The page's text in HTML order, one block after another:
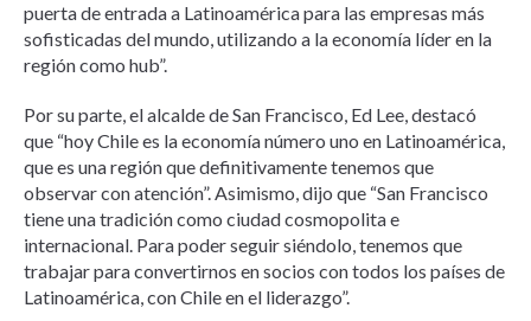
puerta de entrada a Latinoamérica para las empresas más
sofisticadas del mundo, utilizando a la economía líder en la
región como hub”.
Por su parte, el alcalde de San Francisco, Ed Lee, destacó
que “hoy Chile es la economía número uno en Latinoamérica,
que es una región que definitivamente tenemos que
observar con atención”. Asimismo, dijo que “San Francisco
tiene una tradición como ciudad cosmopolita e
internacional. Para poder seguir siéndolo, tenemos que
trabajar para convertirnos en socios con todos los países de
Latinoamérica, con Chile en el liderazgo”.